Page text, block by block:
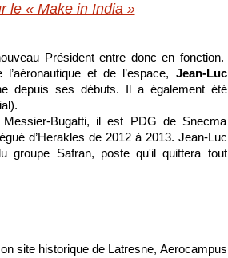
le « Make in India »
Président entre donc en fonction.
et de l’espace, Jean-Luc
depuis ses débuts. Il a également été
Bugatti, il est PDG de Snecma
d’Herakles de 2012 à 2013. Jean-Luc
groupe Safran, poste qu'il quittera tout
site historique de Latresne, Aerocampus